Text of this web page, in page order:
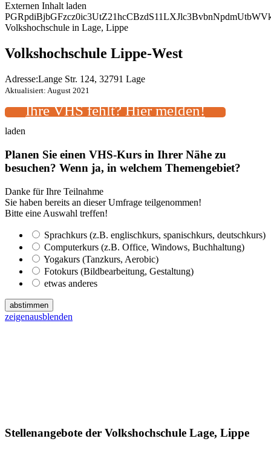
Externen Inhalt laden
Volkshochschule in Lage, Lippe
Volkshochschule Lippe-West
Adresse:Lange Str. 124, 32791 Lage
Aktualisiert: August 2021
Ihre VHS fehlt? Hier melden!
laden
Planen Sie einen VHS-Kurs in Ihrer Nähe zu
besuchen? Wenn ja, in welchem Themengebiet?
Danke für Ihre Teilnahme
Sie haben bereits an dieser Umfrage teilgenommen!
Bitte eine Auswahl treffen!
Sprachkurs (z.B. englischkurs, spanischkurs, deutschkurs)
Computerkurs (z.B. Office, Windows, Buchhaltung)
Yogakurs (Tanzkurs, Aerobic)
Fotokurs (Bildbearbeitung, Gestaltung)
etwas anderes
abstimmen
zeigenausblenden
Stellenangebote der Volkshochschule Lage, Lippe